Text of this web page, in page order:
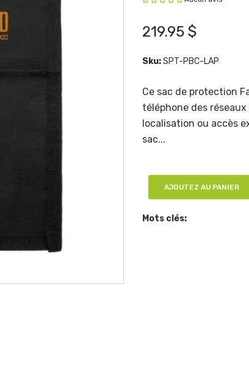
219.95 $
Sku:SPT-PBC-LAP
Ce sac de protection
téléphone des
localisation ou accès
sac...
AJOUTEZ AU PANIER
Mots clés: